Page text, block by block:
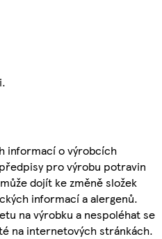
informací o výrobcích
pro výrobu potravin
dojít ke změně složek
informací a alergenů.
na výrobku a nespoléhat se
na internetových stránkách.